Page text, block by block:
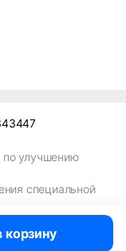
корзину
улучшению
специальной
специальной